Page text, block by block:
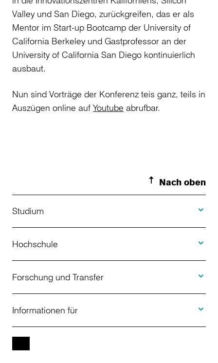
Valley und San Diego, zurückgreifen, das er als
Mentor im Start-up Bootcamp der University of
California Berkeley und Gastprofessor an der
University of California San Diego kontinuierlich
ausbaut.
Nun sind Vorträge der Konferenz teis ganz, teils in
Auszügen online auf Youtube abrufbar.
Nach oben
Studium
Studienangebot
Bewerbung
Studienberatung
Weiterbildung
Hochschule
Über uns
Aktuelles
Forschung und Transfer
Projekte
Informationen für